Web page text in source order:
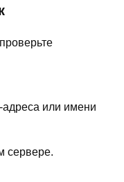
адреса или имени
сервере.